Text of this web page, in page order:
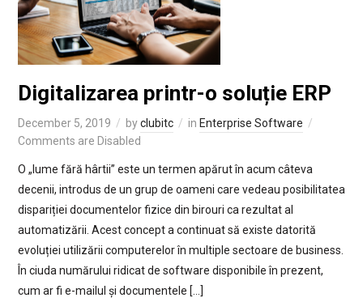
Digitalizarea printr-o soluție ERP
December 5, 2019 byclubitc in Enterprise Software
Comments are Disabled
O „lume fără hârtii” este un termen apărut în acum câteva
decenii, introdus de un grup de oameni care vedeau posibilitatea
dispariției documentelor fizice din birouri ca rezultat al
automatizării. Acest concept a continuat să existe datorită
evoluției utilizării computerelor în multiple sectoare de business.
În ciuda numărului ridicat de software disponibile în prezent,
cum ar fi e-mailul și documentele […]